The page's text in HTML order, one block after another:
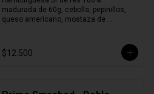
madurada de 60g, cebolla, pepinillos,
queso americano, mostaza de
$12.500